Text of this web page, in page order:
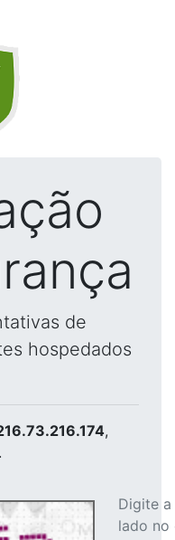
de
hospedados
,
Digite
lado no